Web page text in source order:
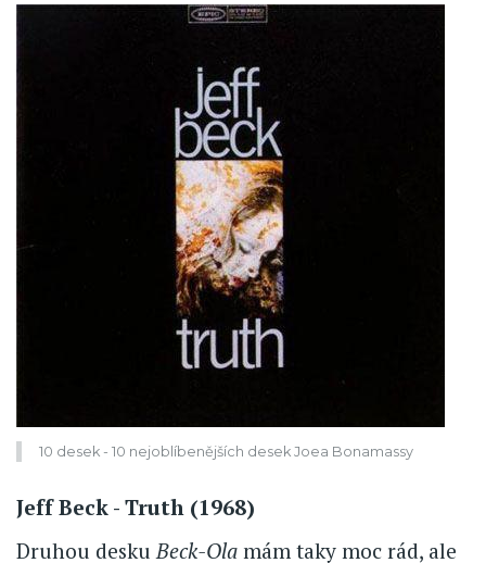
10 desek - 10 nejoblíbenějších desek Joea Bonamassy
Jeff Beck - Truth (1968)
Druhou deskuBeck-Ola mám taky moc rád, ale